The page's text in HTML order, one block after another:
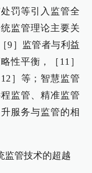
罚等引入监管全
监管理论主要关
9］监管者与利益
性平衡，［11］
］等；智慧监管
监管、精准监管
服务与监管的相
监管技术的超越